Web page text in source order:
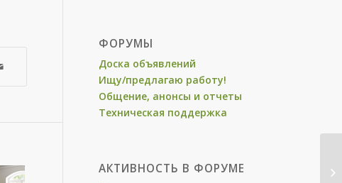
ФОРУМЫ
Доска объявлений
Ищу/предлагаю работу!
Общение, анонсы и отчеты
Техническая поддержка
АКТИВНОСТЬ В ФОРУМЕ